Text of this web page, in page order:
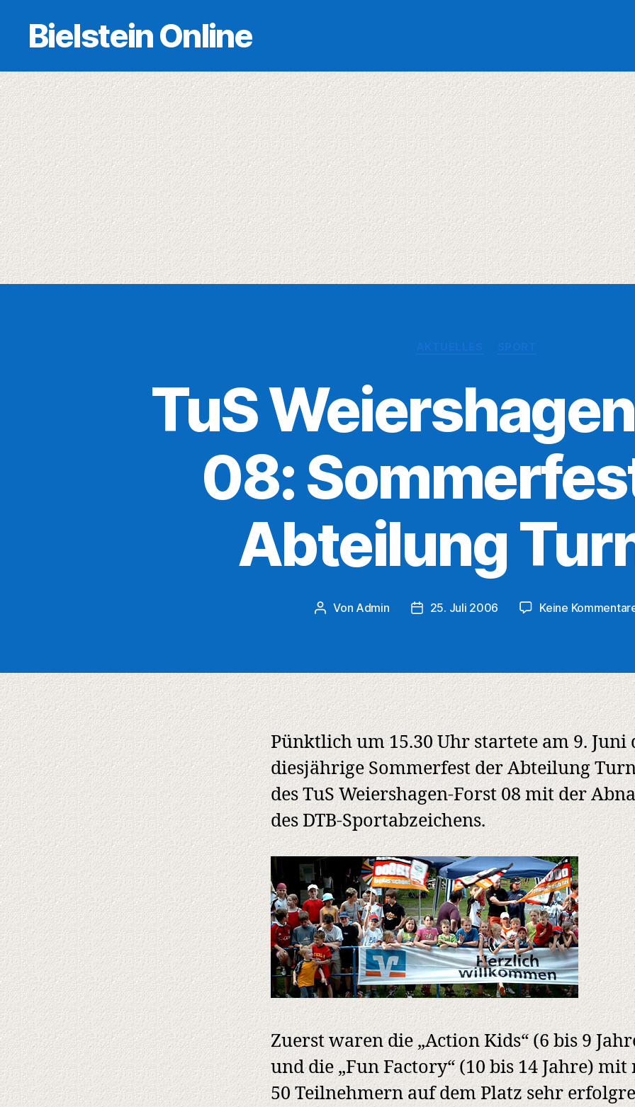
Bielstein Online
TuS
08:
Abteilung
Beitragsautor
Von Admin Veröffentlichungsdatum
25. Juli 2006 Keine
Pünktlich um 15.30 Uhr startete am 9. Juni
diesjährige Sommerfest der Abteilung
des TuS Weiershagen-Forst 08 mit der
des DTB-Sportabzeichens.
Zuerst waren die „Action Kids“ (6 bis 9
und die „Fun Factory“ (10 bis 14 Jahre)
50 Teilnehmern auf dem Platz sehr